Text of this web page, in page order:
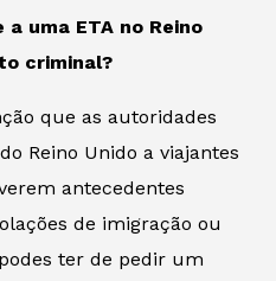
uma ETA no Reino
criminal?
que as autoridades
Reino Unido a viajantes
antecedentes
de imigração ou
ter de pedir um